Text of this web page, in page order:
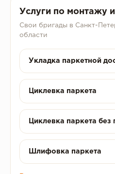
Услуги по монтажу
Свои бригады в Санкт-
области
Укладка паркетной
Циклевка паркета
Циклевка паркета без
Шлифовка паркета